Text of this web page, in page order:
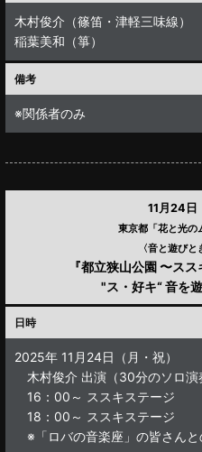
木村俊介（篠笛・津軽三味線）
稲葉美和（箏）
備考
※関係者のみ
11月24日
東京都「花と光の
〈音と遊びと
『都立狭山公園 〜ス
"ス・好キ“ 音を
日時
2025年 11月24日（月・祝）
木村俊介 出演（30分のソロ演
16：00～ ススキステージ
18：00～ ススキステージ
※「ロバの音楽座」の皆さん